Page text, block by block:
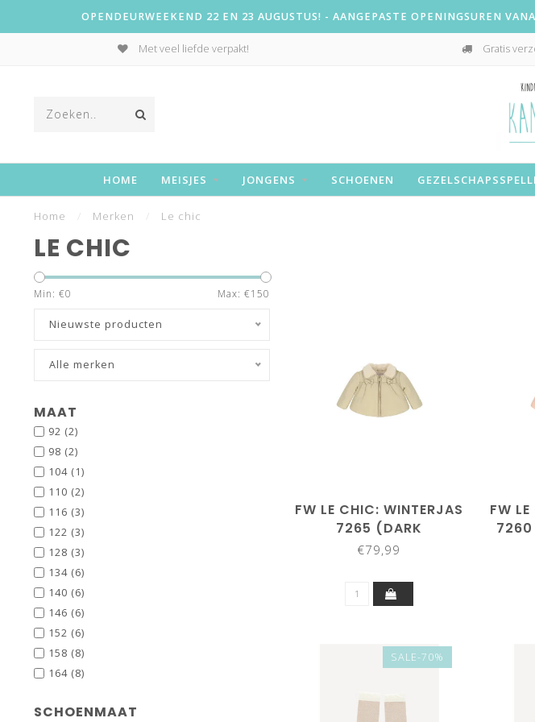
OPENDEURWEEKEND 22 EN 23 AUGUSTUS! - AANGEPASTE OPENINGSUREN
Met veel liefde verpakt! Gratis
HOME MEISJES JONGENS SCHOENEN
Home Merken Le chic
LE CHIC
Min: €0 Max: €150
Nieuwste producten
Alle merken
MAAT
92 (2)
98 (2)
104 (1)
110 (2)
116 (3)
122 (3)
128 (3)
134 (6)
140 (6)
146 (6)
152 (6)
158 (8)
164 (8)
SCHOENMAAT
FW LE CHIC: WINTERJAS
7265 (DARK
CHAMPAGNE)
€79,99
FW
7260
SALE-70%